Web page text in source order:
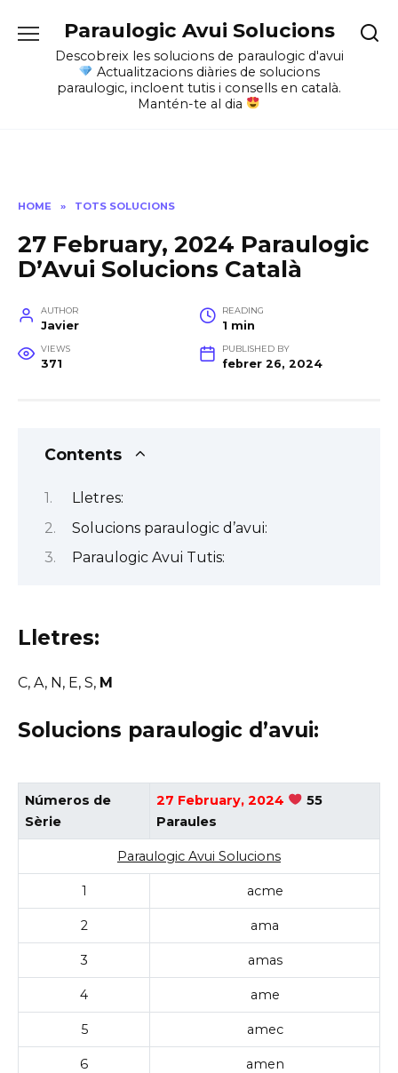
content
Paraulogic Avui Solucions
Descobreix les solucions de paraulogic d'avui
Actualitzacions diàries de solucions
paraulogic, incloent tutis i consells en català.
Mantén-te al dia
HOME » TOTS SOLUCIONS
27 February, 2024 Paraulogic
D’Avui Solucions Català
AUTHOR
Javier
READING
1 min
VIEWS
371
PUBLISHED BY
febrer 26, 2024
Contents
Lletres:
Solucions paraulogic d’avui:
Paraulogic Avui Tutis:
Lletres:
C, A, N, E, S, M
Solucions paraulogic d’avui:
Números de
Sèrie
27 February, 2024
55
Paraules
Paraulogic Avui Solucions
1 acme
2 ama
3 amas
4 ame
5 amec
6 amen